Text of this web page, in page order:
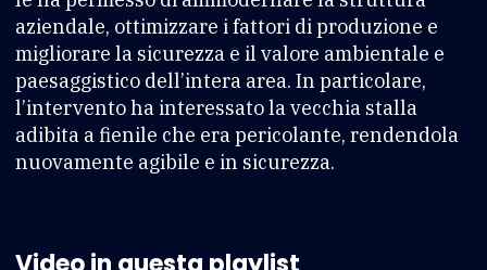
aziendale, ottimizzare i fattori di produzione e
migliorare la sicurezza e il valore ambientale e
paesaggistico dell’intera area. In particolare,
l’intervento ha interessato la vecchia stalla
adibita a fienile che era pericolante, rendendola
nuovamente agibile e in sicurezza.